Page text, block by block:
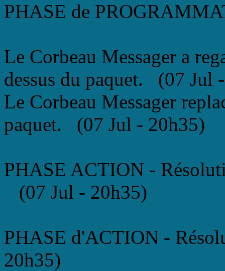
PHASE de
Le Corbeau Messager a
dessus du paquet. (07 Jul
Le Corbeau Messager
paquet. (07 Jul - 20h35)
PHASE ACTION -
(07 Jul - 20h35)
PHASE d'ACTION -
20h35)